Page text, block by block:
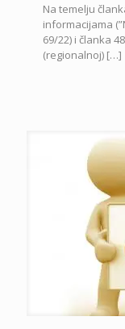
Na temelju
informacijama
69/22) i članka
(regionalnoj) […]